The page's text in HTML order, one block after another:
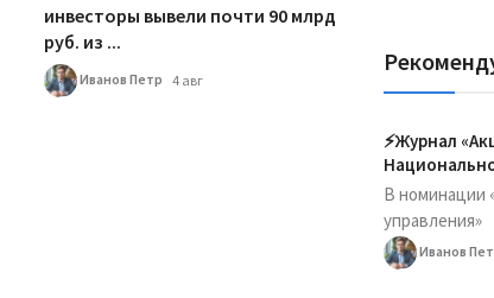
инвесторы вывели почти 90 млрд
руб. из ...
Иванов Петр 4 авг
⚡️Журнал
В номинации
управления»
Иванов